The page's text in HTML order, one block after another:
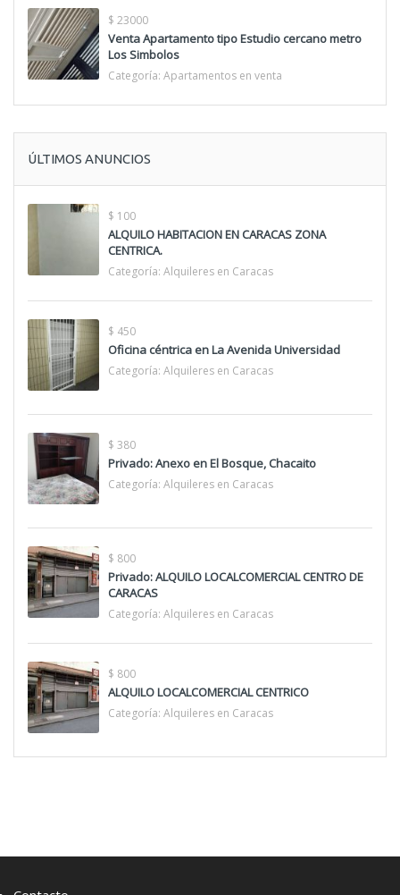
$ 23000
Venta Apartamento tipo Estudio cercano metro
Los Simbolos
Categoría: Apartamentos en venta
ÚLTIMOS ANUNCIOS
$ 100
ALQUILO HABITACION EN CARACAS ZONA
CENTRICA.
Categoría: Alquileres en Caracas
$ 450
Oficina céntrica en La Avenida Universidad
Categoría: Alquileres en Caracas
$ 380
Privado: Anexo en El Bosque, Chacaito
Categoría: Alquileres en Caracas
$ 800
Privado: ALQUILO LOCALCOMERCIAL CENTRO DE
CARACAS
Categoría: Alquileres en Caracas
$ 800
ALQUILO LOCALCOMERCIAL CENTRICO
Categoría: Alquileres en Caracas